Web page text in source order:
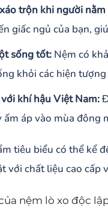
trộn khi người
giấc ngủ của bạn,
sống tốt: Nệm có
khỏi các hiện
khí hậu Việt Nam:
ấm áp vào mùa đông
tiêu biểu có thể kể
với chất liệu cao cấp
nệm lò xo độc